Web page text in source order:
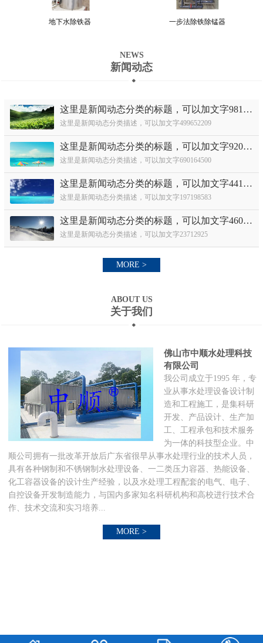
地下水除铁器 一步法除铁除锰器
NEWS
新闻动态
这里是新闻动态分类的标题，可以加文字981447090
这里是新闻动态分类描述，可以加文字499652209
这里是新闻动态分类的标题，可以加文字920631282
这里是新闻动态分类描述，可以加文字690164500
这里是新闻动态分类的标题，可以加文字441886460
这里是新闻动态分类描述，可以加文字197198583
这里是新闻动态分类的标题，可以加文字460362448
这里是新闻动态分类描述，可以加文字23712925
MORE >
ABOUT US
关于我们
佛山市中顺水处理科技
有限公司
我公司成立于1995 年，专
业从事水处理设备设计制
造和工程施工，是集科研
开发、产品设计、生产加
工、工程承包和技术服务
为一体的科技型企业。中
顺公司拥有一批改革开放后广东省很早从事水处理行业的技术人员，
具有各种钢制和不锈钢制水处理设备、一二类压力容器、热能设备、
化工容器设备的设计生产经验，以及水处理工程配套的电气、电子、
自控设备开发制造能力，与国内多家知名科研机构和高校进行技术合
作、技术交流和实习培养...
MORE >